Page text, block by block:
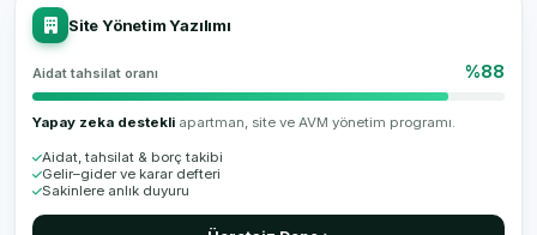
Site Yönetim Yazılımı
Aidat tahsilat oranı %88
Yapay zeka destekli apartman, site ve AVM yönetim programı.
Aidat, tahsilat & borç takibi
Gelir–gider ve karar defteri
Sakinlere anlık duyuru